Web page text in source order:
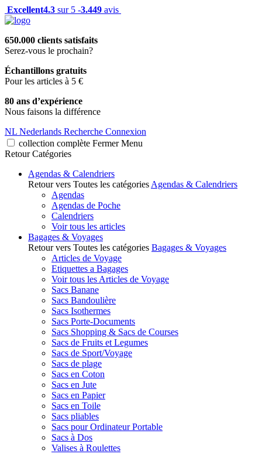
Excellent4.3 sur 5 -3.449 avis
650.000 clients satisfaits
Serez-vous le prochain?
Échantillons gratuits
Pour les articles à 5 €
80 ans d’expérience
Nous faisons la différence
NL Nederlands Recherche Connexion
collection complète Fermer Menu
Retour Catégories
Agendas & Calendriers
Retour vers Toutes les catégories Agendas & Calendriers
Agendas
Agendas de Poche
Calendriers
Voir tous les articles
Bagages & Voyages
Retour vers Toutes les catégories Bagages & Voyages
Articles de Voyage
Etiquettes a Bagages
Voir tous les Articles de Voyage
Sacs Banane
Sacs Bandoulière
Sacs Isothermes
Sacs Porte-Documents
Sacs Shopping & Sacs de Courses
Sacs de Fruits et Legumes
Sacs de Sport/Voyage
Sacs de plage
Sacs en Coton
Sacs en Jute
Sacs en Papier
Sacs en Toile
Sacs pliables
Sacs pour Ordinateur Portable
Sacs à Dos
Valises à Roulettes